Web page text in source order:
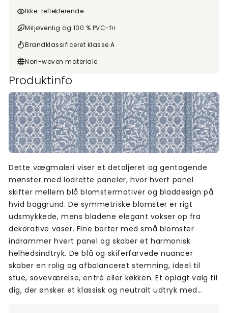
Ikke-reflekterende
Miljøvenlig og 100 % PVC-fri
Brandklassificeret klasse A
Non-woven materiale
Produktinfo
Dette vægmaleri viser et detaljeret og gentagende
mønster med lodrette paneler, hvor hvert panel
skifter mellem blå blomstermotiver og bladdesign på
hvid baggrund. De symmetriske blomster er rigt
udsmykkede, mens bladene elegant vokser op fra
dekorative vaser. Fine borter med små blomster
indrammer hvert panel og skaber et harmonisk
helhedsindtryk. De blå og skiferfarvede nuancer
skaber en rolig og afbalanceret stemning, ideel til
stue, soveværelse, entré eller køkken. Et oplagt valg til
dig, der ønsker et klassisk og neutralt udtryk med